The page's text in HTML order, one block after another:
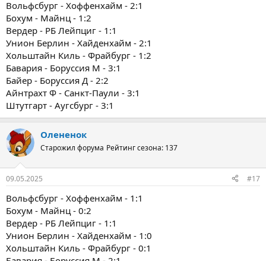
Вольфсбург - Хоффенхайм - 2:1
Бохум - Майнц - 1:2
Вердер - РБ Лейпциг - 1:1
Унион Берлин - Хайденхайм - 2:1
Хольштайн Киль - Фрайбург - 1:2
Бавария - Боруссия М - 3:1
Байер - Боруссия Д - 2:2
Айнтрахт Ф - Санкт-Паули - 3:1
Штутгарт - Аугсбург - 3:1
Олененок
Старожил форума Рейтинг сезона: 137
09.05.2025 #17
Вольфсбург - Хоффенхайм - 1:1
Бохум - Майнц - 0:2
Вердер - РБ Лейпциг - 1:1
Унион Берлин - Хайденхайм - 1:0
Хольштайн Киль - Фрайбург - 0:1